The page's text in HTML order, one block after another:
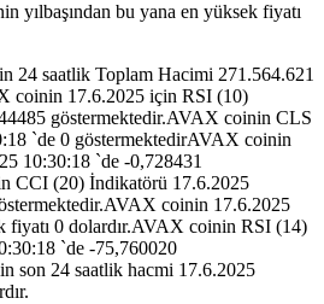
yılbaşından bu yana en yüksek fiyatı
24 saatlik Toplam Hacimi 271.564.621
coinin 17.6.2025 için RSI (10)
göstermektedir.AVAX coinin CLS
`de 0 göstermektedirAVAX coinin
10:30:18 `de -0,728431
CCI (20) İndikatörü 17.6.2025
coinin 17.6.2025
fiyatı 0 dolardır.AVAX coinin RSI (14)
`de -75,760020
son 24 saatlik hacmi 17.6.2025